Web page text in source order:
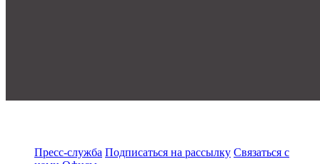
Пресс-служба Подписаться на рассылку Связаться с